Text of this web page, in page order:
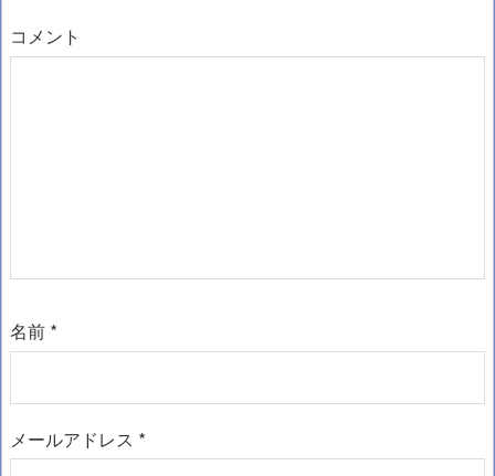
コメント
名前 *
メールアドレス *